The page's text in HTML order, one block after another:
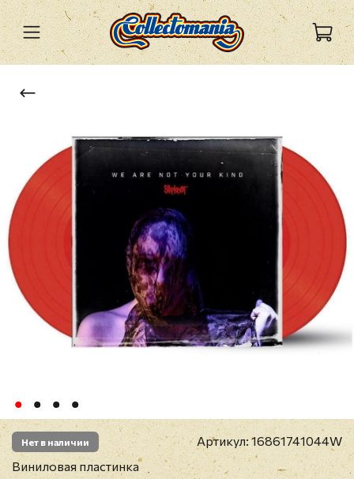
Нет в наличии Артикул:16861741044W
Виниловая пластинка